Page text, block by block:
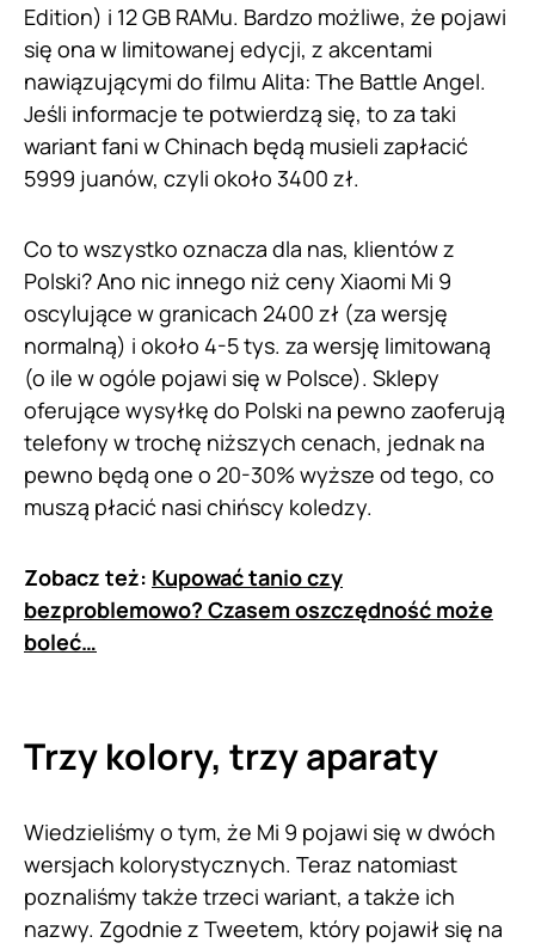
Edition) i 12 GB RAMu. Bardzo możliwe, że pojawi
się ona w limitowanej edycji, z akcentami
nawiązującymi do filmu Alita: The Battle Angel.
Jeśli informacje te potwierdzą się, to za taki
wariant fani w Chinach będą musieli zapłacić
5999 juanów, czyli około 3400 zł.
Co to wszystko oznacza dla nas, klientów z
Polski? Ano nic innego niż ceny Xiaomi Mi 9
oscylujące w granicach 2400 zł (za wersję
normalną) i około 4-5 tys. za wersję limitowaną
(o ile w ogóle pojawi się w Polsce). Sklepy
oferujące wysyłkę do Polski na pewno zaoferują
telefony w trochę niższych cenach, jednak na
pewno będą one o 20-30% wyższe od tego, co
muszą płacić nasi chińscy koledzy.
Zobacz też: Kupować tanio czy
bezproblemowo? Czasem oszczędność może
boleć…
Trzy kolory, trzy aparaty
Wiedzieliśmy o tym, że Mi 9 pojawi się w dwóch
wersjach kolorystycznych. Teraz natomiast
poznaliśmy także trzeci wariant, a także ich
nazwy. Zgodnie z Tweetem, który pojawił się na